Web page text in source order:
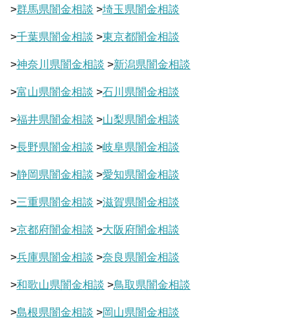
>群馬県闇金相談 >埼玉県闇金相談
>千葉県闇金相談 >東京都闇金相談
>神奈川県闇金相談 >新潟県闇金相談
>富山県闇金相談 >石川県闇金相談
>福井県闇金相談 >山梨県闇金相談
>長野県闇金相談 >岐阜県闇金相談
>静岡県闇金相談 >愛知県闇金相談
>三重県闇金相談 >滋賀県闇金相談
>京都府闇金相談 >大阪府闇金相談
>兵庫県闇金相談 >奈良県闇金相談
>和歌山県闇金相談 >鳥取県闇金相談
>島根県闇金相談 >岡山県闇金相談